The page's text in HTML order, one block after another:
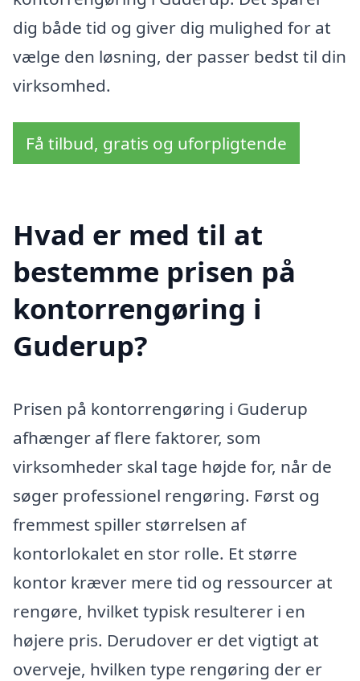
dig både tid og giver dig mulighed for at
vælge den løsning, der passer bedst til din
virksomhed.
Få tilbud, gratis og uforpligtende
Hvad er med til at
bestemme prisen på
kontorrengøring i
Guderup?
Prisen på kontorrengøring i Guderup
afhænger af flere faktorer, som
virksomheder skal tage højde for, når de
søger professionel rengøring. Først og
fremmest spiller størrelsen af
kontorlokalet en stor rolle. Et større
kontor kræver mere tid og ressourcer at
rengøre, hvilket typisk resulterer i en
højere pris. Derudover er det vigtigt at
overveje, hvilken type rengøring der er